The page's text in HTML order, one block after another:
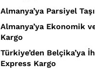
Almanya’ya Parsiyel
Almanya’ya Ekonomik ve
Kargo
Türkiye’den Belçika’ya
Express Kargo